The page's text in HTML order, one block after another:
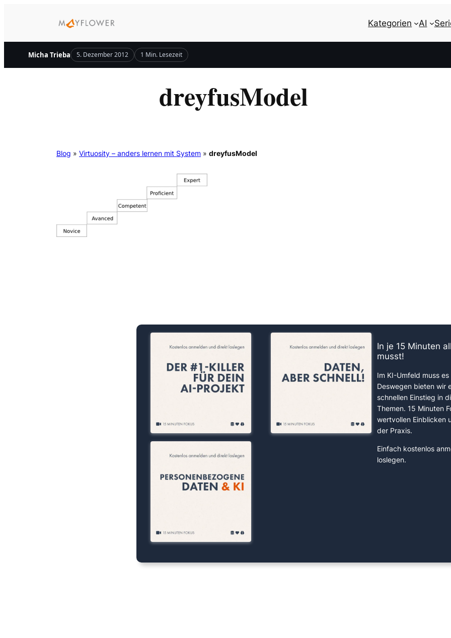
Kategorien AI
Micha Trieba 5. Dezember 2012 1 Min. Lesezeit
dreyfusModel
Blog » Virtuosity – anders lernen mit System » dreyfusModel
In je 15 Minuten
musst!
Im KI-Umfeld muss
Deswegen bieten wir
schnellen Einstieg in
Themen. 15 Minuten
wertvollen Einblicken
der Praxis.
Einfach kostenlos
loslegen.